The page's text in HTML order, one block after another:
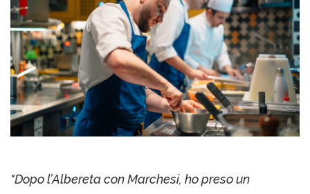
"Dopo l’Albereta con Marchesi, ho preso un